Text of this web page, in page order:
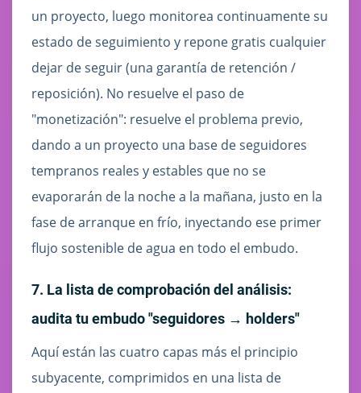
un proyecto, luego monitorea continuamente su
estado de seguimiento y repone gratis cualquier
dejar de seguir (una garantía de retención /
reposición). No resuelve el paso de
"monetización": resuelve el problema previo,
dando a un proyecto una base de seguidores
tempranos reales y estables que no se
evaporarán de la noche a la mañana, justo en la
fase de arranque en frío, inyectando ese primer
flujo sostenible de agua en todo el embudo.
7. La lista de comprobación del análisis:
audita tu embudo "seguidores → holders"
Aquí están las cuatro capas más el principio
subyacente, comprimidos en una lista de